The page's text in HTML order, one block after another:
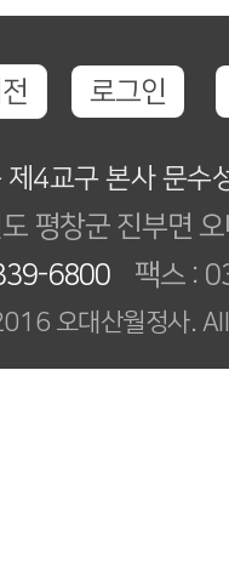
로그인
제4교구 본사 문수
평창군 진부면
6800 팩스 :
오대산월정사.